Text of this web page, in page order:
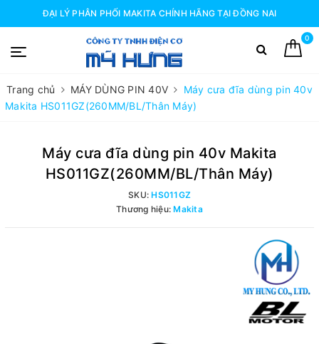
ĐẠI LÝ PHÂN PHỐI MAKITA CHÍNH HÃNG TẠI ĐỒNG NAI
0
Trang chủ MÁY DÙNG PIN 40V
Máy cưa đĩa dùng pin 40v
Makita HS011GZ(260MM/BL/Thân Máy)
Máy cưa đĩa dùng pin 40v Makita
HS011GZ(260MM/BL/Thân Máy)
SKU:HS011GZ
Thương hiệu:Makita